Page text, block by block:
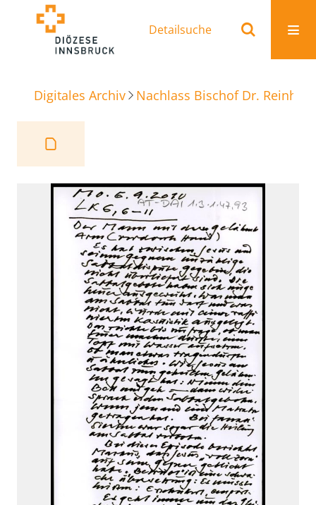
Detailsuche
Digitales Archiv Nachlass Bischof Dr.